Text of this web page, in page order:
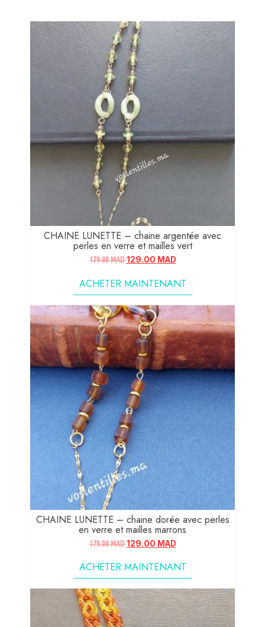
CHAINE LUNETTE – chaine argentée avec
perles en verre et mailles vert
179.00MAD 129.00 MAD
ACHETER MAINTENANT
CHAINE LUNETTE – chaine dorée avec perles
en verre et mailles marrons
179.00MAD 129.00 MAD
ACHETER MAINTENANT